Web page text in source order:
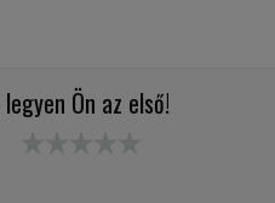
Ön az első!